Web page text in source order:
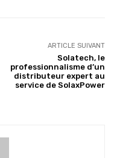
ARTICLE SUIVANT
Solatech, le
professionnalisme d’un
distributeur expert au
service de SolaxPower